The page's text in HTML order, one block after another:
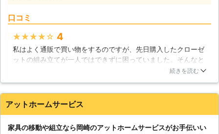
ごころ便利スマイルでは、不要となっ
りますので、不要となったベッドを運
び出し、新しいベッドを組立てる事も
できます。1度に行う事で、新しい生
な巨大な家具は移動が困難になってい
ます。無理に移動させようとすると、
床を引きずって傷を付けてしまうた
め、移動させずそのままにしてしまう
人は少なくないはずです。そんな困っ
さんに代わって丁寧に家具を動かして
口コミ
★★★★★ 4
私はよく通販で買い物をするのですが、先日購入したクローゼ
ットの組み立てが一人ではできずに困っていました。そんなと
き友人に紹介してもらったのが業者さんでした。組み立てだけ
うほどの手際の良さで、スタッフさん2人で説明書をみながら
でも30分ほどで完了しました。料金もこれなら高くはないかな
続きを読む
アットホームサービス
家具の移動や組立なら岡崎のアットホームサービスがお手伝いい